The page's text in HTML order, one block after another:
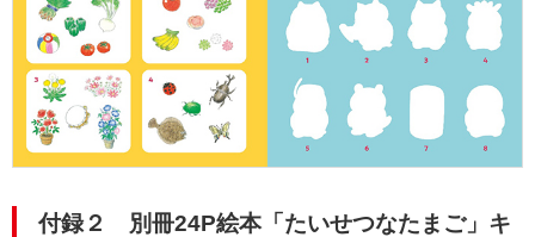
付録２ 別冊24P絵本「たいせつなたまご」キ